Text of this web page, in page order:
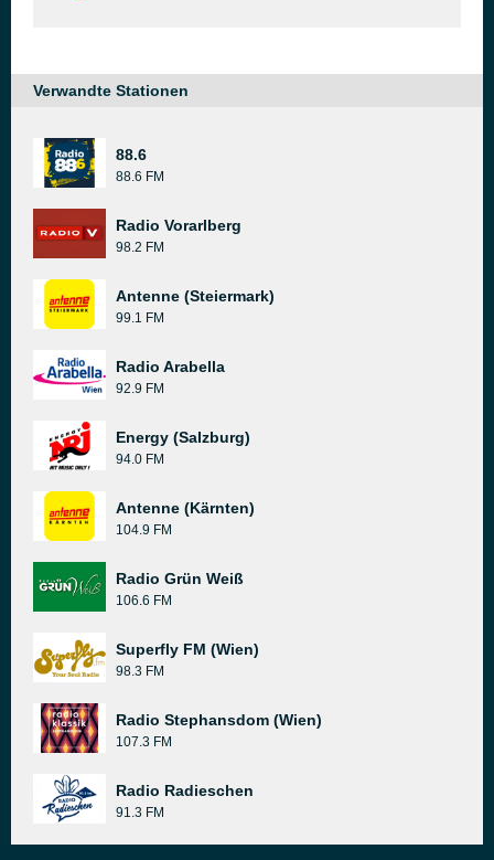
Verwandte Stationen
88.6
88.6 FM
Radio Vorarlberg
98.2 FM
Antenne (Steiermark)
99.1 FM
Radio Arabella
92.9 FM
Energy (Salzburg)
94.0 FM
Antenne (Kärnten)
104.9 FM
Radio Grün Weiß
106.6 FM
Superfly FM (Wien)
98.3 FM
Radio Stephansdom (Wien)
107.3 FM
Radio Radieschen
91.3 FM